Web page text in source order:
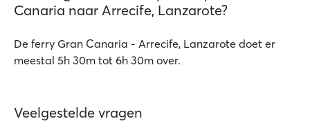
Canaria naar Arrecife, Lanzarote?
De ferry Gran Canaria - Arrecife, Lanzarote doet er
meestal 5h 30m tot 6h 30m over.
Veelgestelde vragen